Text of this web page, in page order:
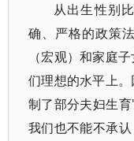
从出生性别
确、严格的政策
（宏观）和家庭
们理想的水平上
制了部分夫妇生
我们也不能不承